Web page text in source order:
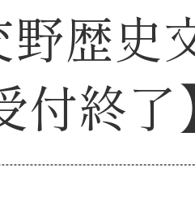
野歴史
終了